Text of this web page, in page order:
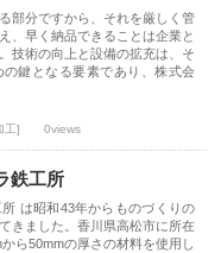
部分ですから、それを厳しく管
、早く納品できることは企業と
技術の向上と設備の拡充は、そ
鍵となる要素であり、株式会
工] 0views
鉄工所
は昭和43年からものづくりの
きました。香川県高松市に所在
ら50mmの厚さの材料を使用し